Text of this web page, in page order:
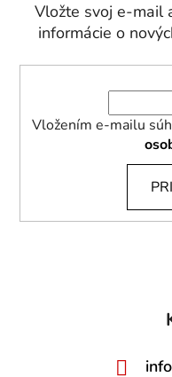
Vložte svoj e-mail
informácie o
Vložením e-mailu
info